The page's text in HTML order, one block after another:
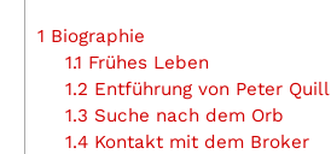
1 Biographie
1.1 Frühes Leben
1.2 Entführung von Peter Quill
1.3 Suche nach dem Orb
1.4Kontakt mit dem Broker